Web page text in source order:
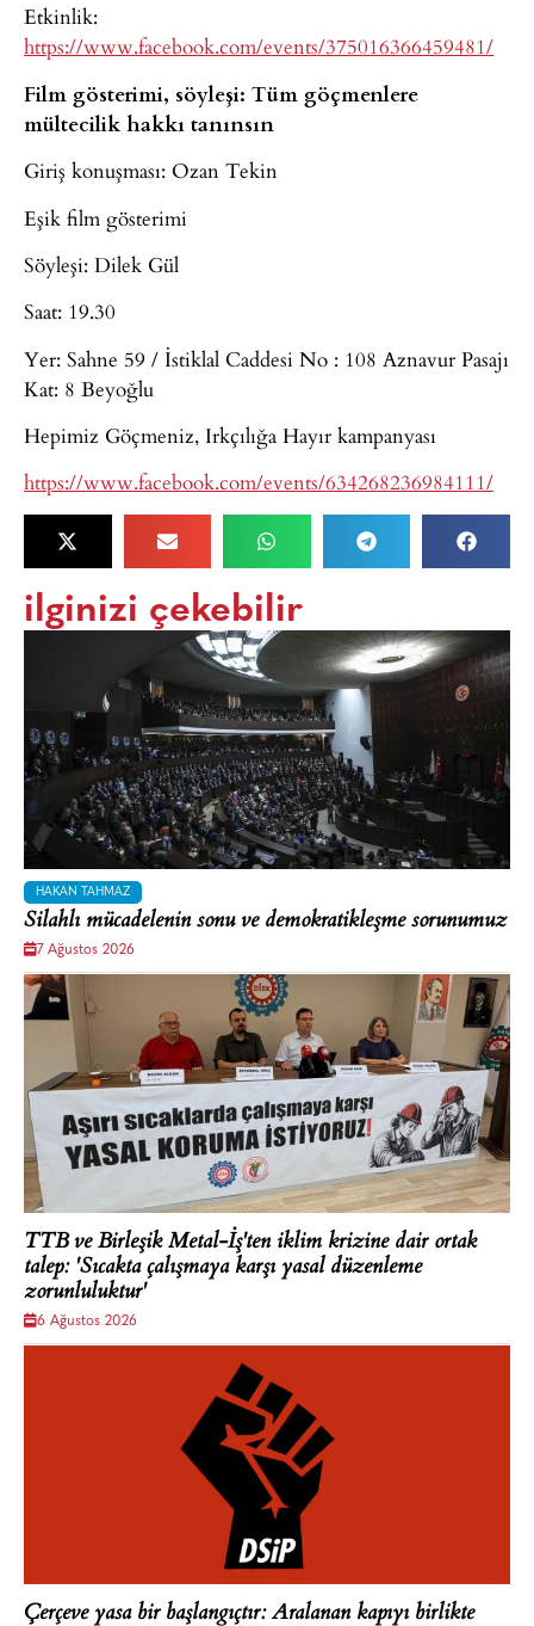
Etkinlik:
https://www.facebook.com/events/375016366459481/
Film gösterimi, söyleşi: Tüm göçmenlere
mültecilik hakkı tanınsın
Giriş konuşması: Ozan Tekin
Eşik film gösterimi
Söyleşi: Dilek Gül
Saat: 19.30
Yer: Sahne 59 / İstiklal Caddesi No : 108 Aznavur Pasajı
Kat: 8 Beyoğlu
Hepimiz Göçmeniz, Irkçılığa Hayır kampanyası
https://www.facebook.com/events/634268236984111/
ilginizi çekebilir
HAKAN TAHMAZ
Silahlı mücadelenin sonu ve demokratikleşme sorunumuz
7 Ağustos 2026
TTB ve Birleşik Metal-İş'ten iklim krizine dair ortak
talep: 'Sıcakta çalışmaya karşı yasal düzenleme
zorunluluktur'
6 Ağustos 2026
Çerçeve yasa bir başlangıçtır: Aralanan kapıyı birlikte